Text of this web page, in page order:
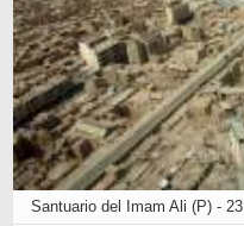
Santuario del Imam Ali (P) - 23